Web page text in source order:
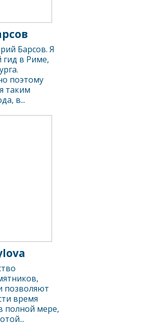
Барсов. Я
гид в Риме,
поэтому
таким
в...
позволяют
время
полной мере,